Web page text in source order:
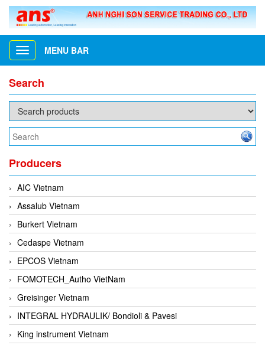
Toggle
navigation
MENU BAR
Search
Producers
AIC Vietnam
Assalub Vietnam
Burkert Vietnam
Cedaspe Vietnam
EPCOS Vietnam
FOMOTECH_Autho VietNam
Greisinger Vietnam
INTEGRAL HYDRAULIK/ Bondioli & Pavesi
King instrument Vietnam